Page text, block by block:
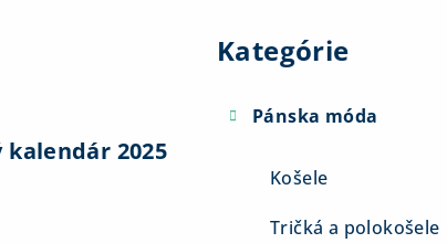
2025
Kategórie
Pánska móda
Košele
Tričká a polokošele